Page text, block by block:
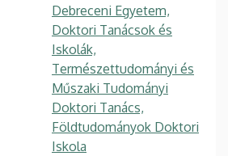
Debreceni Egyetem,
Doktori Tanácsok és
Iskolák,
Természettudományi és
Műszaki Tudományi
Doktori Tanács,
Földtudományok Doktori
Iskola